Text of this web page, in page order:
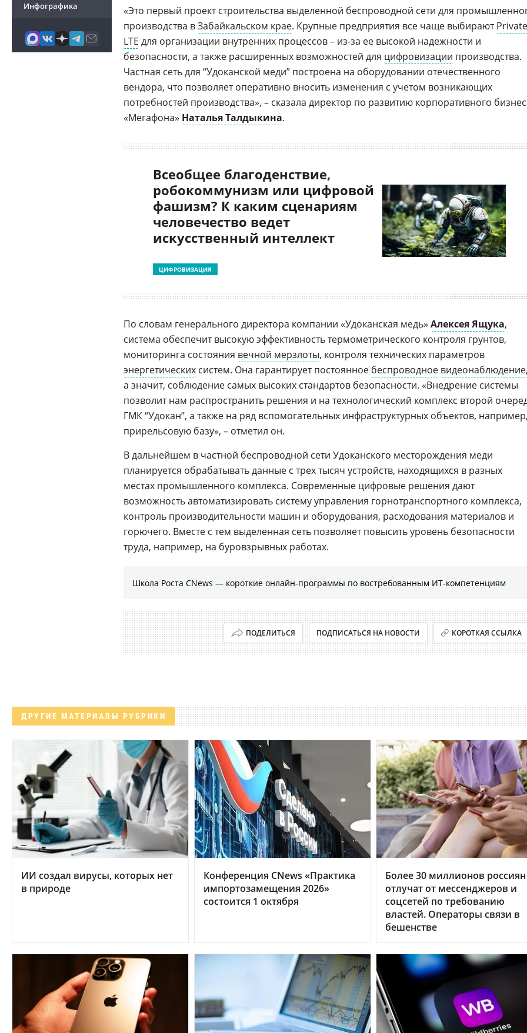
Инфографика
«Это первый проект строительства выделенной беспроводной сети для
производства вЗабайкальском крае. Крупные предприятия все чаще выбираютPrivate
LTE для организации внутренних процессов – из-за ее высокой надежности и
безопасности, а также расширенных возможностей для цифровизации производства.
Частная сеть для “Удоканской меди” построена на оборудовании отечественного
вендора, что позволяет оперативно вносить изменения с учетом возникающих
потребностей производства», – сказала директор по развитию корпоративного
«Мегафона» Наталья Талдыкина.
Всеобщее благоденствие,
робокоммунизм или цифровой
фашизм? К каким сценариям
человечество ведет
искусственный интеллект
ЦИФРОВИЗАЦИЯ
По словам генерального директора компании «Удоканская медь» Алексея Ящука,
система обеспечит высокую эффективность термометрического контроля грунтов,
мониторинга состояния вечной мерзлоты, контроля технических параметров
энергетических систем. Она гарантирует постоянное беспроводное видеонаблюдение,
а значит, соблюдение самых высоких стандартов безопасности. «Внедрение системы
позволит нам распространить решения и на технологический комплекс второй
ГМК “Удокан”, а также на ряд вспомогательных инфраструктурных объектов, например,
прирельсовую базу», – отметил он.
В дальнейшем в частной беспроводной сети Удоканского месторождения меди
планируется обрабатывать данные с трех тысяч устройств, находящихся в разных
местах промышленного комплекса. Современные цифровые решения дают
возможность автоматизировать систему управления горнотранспортного комплекса,
контроль производительности машин и оборудования, расходования материалов и
горючего. Вместе с тем выделенная сеть позволяет повысить уровень безопасности
труда, например, на буровзрывных работах.
Школа Роста CNews — короткие онлайн-программы по востребованным ИТ-компетенциям
ПОДЕЛИТЬСЯ ПОДПИСАТЬСЯ НА НОВОСТИ КОРОТКАЯ ССЫЛКА
ДРУГИЕ МАТЕРИАЛЫ РУБРИКИ
ИИ создал вирусы, которых нет
в природе
Конференция CNews «Практика
импортозамещения 2026»
состоится 1 октября
Более 30 миллионов россиян
отлучат от мессенджеров и
соцсетей по требованию
властей. Операторы связи в
бешенстве